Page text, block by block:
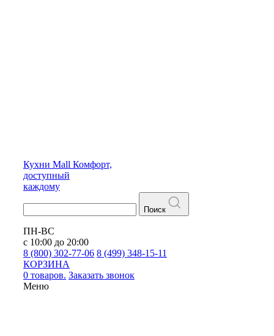
Кухни Mall Комфорт,
доступный
каждому
Поиск
ПН-ВС
с 10:00 до 20:00
8 (800) 302-77-06 8 (499) 348-15-11
КОРЗИНА
0 товаров. Заказать звонок
Меню